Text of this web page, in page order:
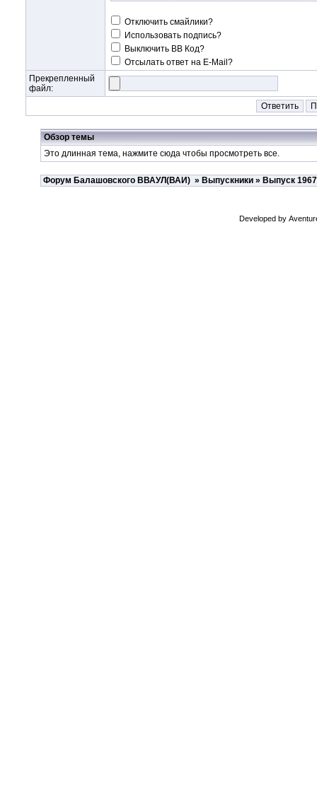
Отключить смайлики?
Использовать подпись?
Выключить BB Код?
Отсылать ответ на E-Mail?
Прекрепленный
файл:
Обзор темы
Это длинная тема, нажмите сюдачтобы просмотреть все.
Форум Балашовского ВВАУЛ(ВАИ)» Выпускники» Выпуск 1967
Developed by